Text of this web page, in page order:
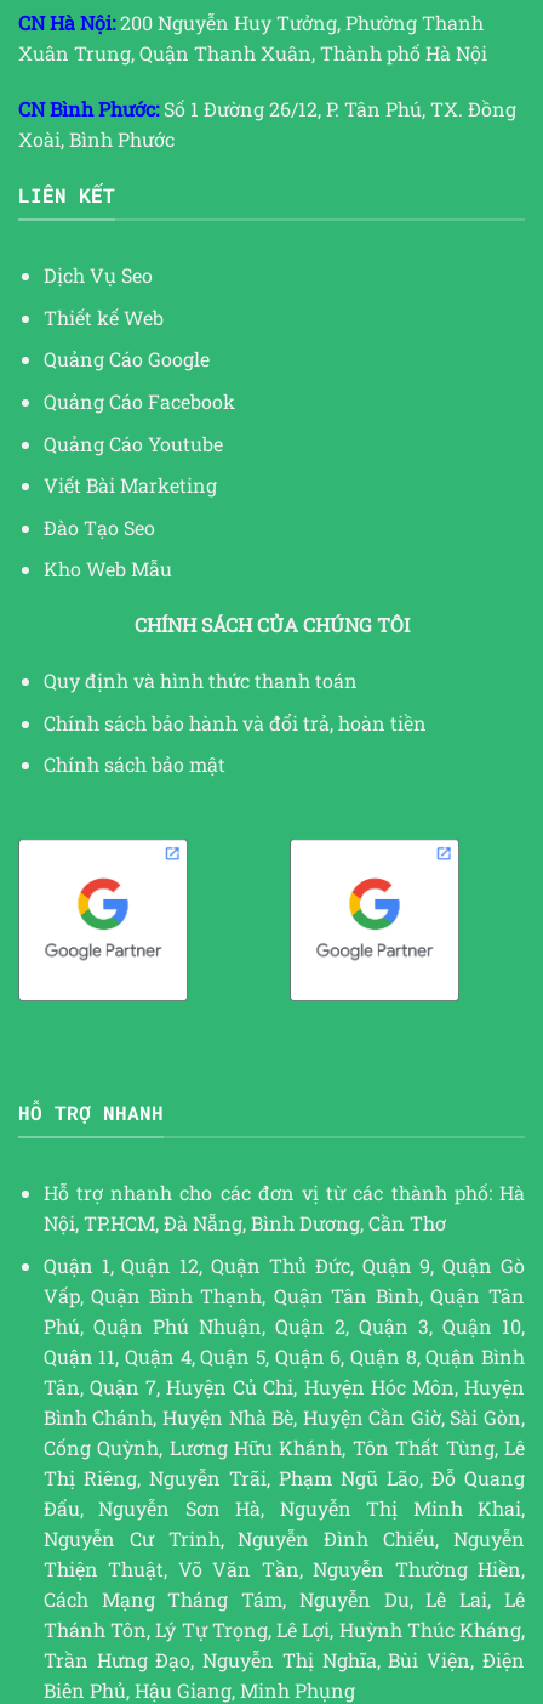
CN Hà Nội:200 Nguyễn Huy Tưởng, Phường Thanh
Xuân Trung, Quận Thanh Xuân, Thành phố Hà Nội
CN Bình Phước:Số 1 Đường 26/12, P. Tân Phú, TX. Đồng
Xoài, Bình Phước
LIÊN KẾT
Dịch Vụ Seo
Thiết kế Web
Quảng Cáo Google
Quảng Cáo Facebook
Quảng Cáo Youtube
Viết Bài Marketing
Đào Tạo Seo
Kho Web Mẫu
CHÍNH SÁCH CỦA CHÚNG TÔI
Quy định và hình thức thanh toán
Chính sách bảo hành và đổi trả, hoàn tiền
Chính sách bảo mật
HỖ TRỢ NHANH
Hỗ trợ nhanh cho các đơn vị từ các thành phố: Hà
Nội, TP.HCM, Đà Nẵng, Bình Dương, Cần Thơ
Quận 1, Quận 12, Quận Thủ Đức, Quận 9, Quận Gò
Vấp, Quận Bình Thạnh, Quận Tân Bình, Quận Tân
Phú, Quận Phú Nhuận, Quận 2, Quận 3, Quận 10,
Quận 11, Quận 4, Quận 5, Quận 6, Quận 8, Quận Bình
Tân, Quận 7, Huyện Củ Chi, Huyện Hóc Môn, Huyện
Bình Chánh, Huyện Nhà Bè, Huyện Cần Giờ, Sài Gòn,
Cống Quỳnh, Lương Hữu Khánh, Tôn Thất Tùng, Lê
Thị Riêng, Nguyễn Trãi, Phạm Ngũ Lão, Đỗ Quang
Đẩu, Nguyễn Sơn Hà, Nguyễn Thị Minh Khai,
Nguyễn Cư Trinh, Nguyễn Đình Chiểu, Nguyễn
Thiện Thuật, Võ Văn Tần, Nguyễn Thường Hiền,
Cách Mạng Tháng Tám, Nguyễn Du, Lê Lai, Lê
Thánh Tôn, Lý Tự Trọng, Lê Lợi, Huỳnh Thúc Kháng,
Trần Hưng Đạo, Nguyễn Thị Nghĩa, Bùi Viện, Điện
Biên Phủ, Hậu Giang, Minh Phụng